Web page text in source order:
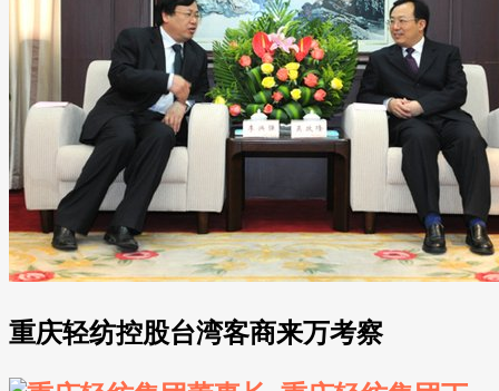
重庆轻纺控股台湾客商来万考察